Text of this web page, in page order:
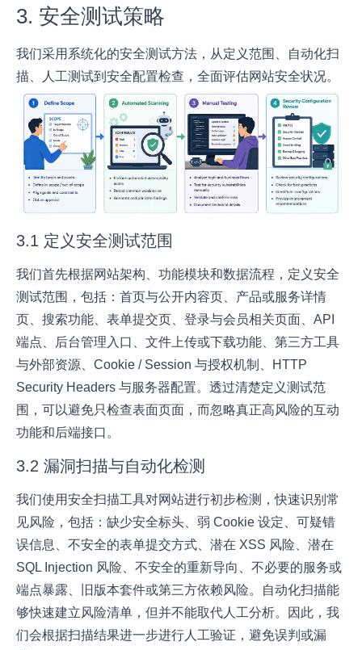
3. 安全测试策略
我们采用系统化的安全测试方法，从定义范围、自动化扫
描、人工测试到安全配置检查，全面评估网站安全状况。
3.1 定义安全测试范围
我们首先根据网站架构、功能模块和数据流程，定义安全
测试范围，包括：首页与公开内容页、产品或服务详情
页、搜索功能、表单提交页、登录与会员相关页面、API
端点、后台管理入口、文件上传或下载功能、第三方工具
与外部资源、Cookie / Session 与授权机制、HTTP
Security Headers 与服务器配置。透过清楚定义测试范
围，可以避免只检查表面页面，而忽略真正高风险的互动
功能和后端接口。
3.2 漏洞扫描与自动化检测
我们使用安全扫描工具对网站进行初步检测，快速识别常
见风险，包括：缺少安全标头、弱 Cookie 设定、可疑错
误信息、不安全的表单提交方式、潜在 XSS 风险、潜在
SQL Injection 风险、不安全的重新导向、不必要的服务或
端点暴露、旧版本套件或第三方依赖风险。自动化扫描能
够快速建立风险清单，但并不能取代人工分析。因此，我
们会根据扫描结果进一步进行人工验证，避免误判或漏